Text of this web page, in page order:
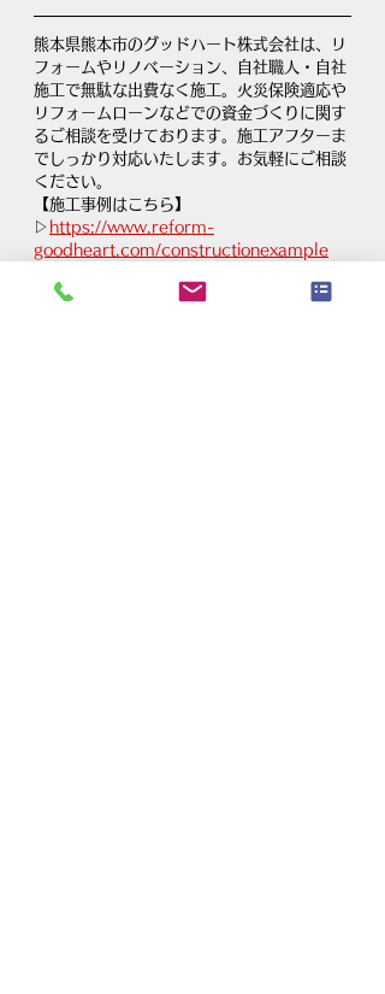
熊本県熊本市のグッドハート株式会社は、リ
フォームやリノベーション、自社職人・自社
施工で無駄な出費なく施工。火災保険適応や
リフォームローンなどでの資金づくりに関す
るご相談を受けております。施工アフターま
でしっかり対応いたします。お気軽にご相談
ください。
【施工事例はこちら】
▷ https://www.reform-
goodheart.com/constructionexample
https://www.reform-